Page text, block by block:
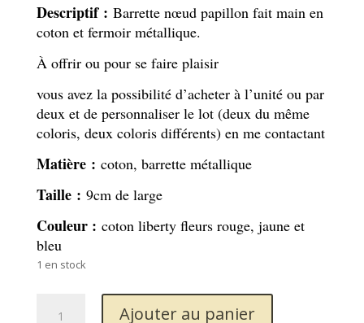
Descriptif : Barrette nœud papillon fait main en
coton et fermoir métallique.
À offrir ou pour se faire plaisir
vous avez la possibilité d’acheter à l’unité ou par
deux et de personnaliser le lot (deux du même
coloris, deux coloris différents) en me contactant
Matière : coton, barrette métallique
Taille : 9cm de large
Couleur : coton liberty fleurs rouge, jaune et
bleu
1 en stock
Ajouter au panier